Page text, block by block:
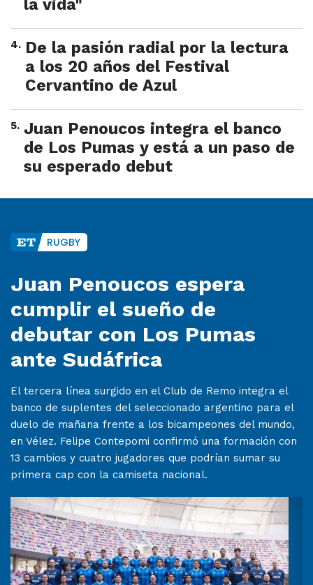
la vida"
4. De la pasión radial por la lectura
a los 20 años del Festival
Cervantino de Azul
5. Juan Penoucos integra el banco
de Los Pumas y está a un paso de
su esperado debut
RUGBY
Juan Penoucos espera
cumplir el sueño de
debutar con Los Pumas
ante Sudáfrica
El tercera línea surgido en el Club de Remo integra el
banco de suplentes del seleccionado argentino para el
duelo de mañana frente a los bicampeones del mundo,
en Vélez. Felipe Contepomi confirmó una formación con
13 cambios y cuatro jugadores que podrían sumar su
primera cap con la camiseta nacional.